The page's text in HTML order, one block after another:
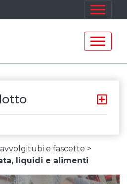
e fascette >
liquidi e alimenti